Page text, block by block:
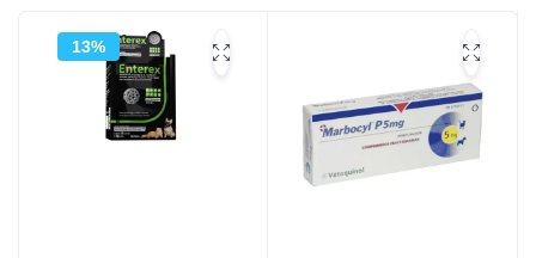
13%